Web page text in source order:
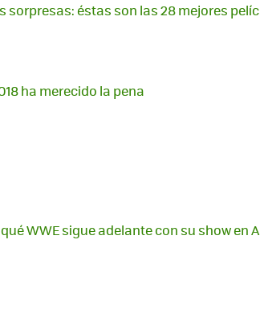
sorpresas: éstas son las 28 mejores
ha merecido la pena
WWE sigue adelante con su show en